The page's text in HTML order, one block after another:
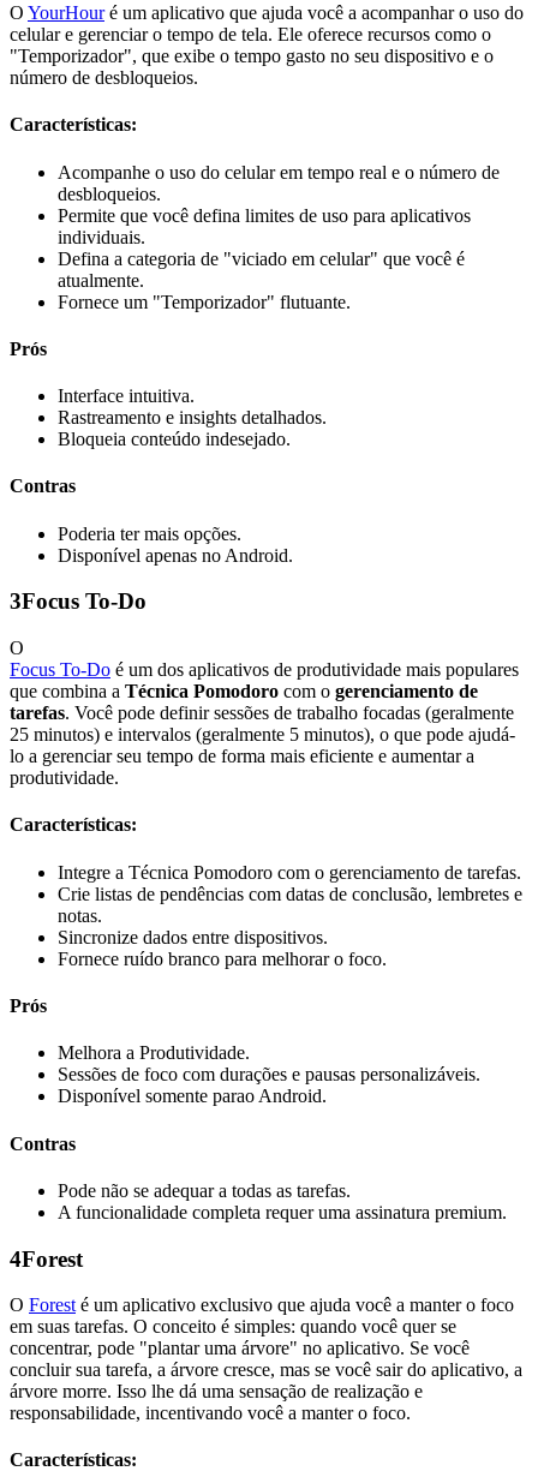
O YourHouré um aplicativo que ajuda você a acompanhar o uso do
celular e gerenciar o tempo de tela. Ele oferece recursos como o
"Temporizador", que exibe o tempo gasto no seu dispositivo e o
número de desbloqueios.
Características:
Acompanhe o uso do celular em tempo real e o número de
desbloqueios.
Permite que você defina limites de uso para aplicativos
individuais.
Defina a categoria de "viciado em celular" que você é
atualmente.
Fornece um "Temporizador" flutuante.
Prós
Interface intuitiva.
Rastreamento e insights detalhados.
Bloqueia conteúdo indesejado.
Contras
Poderia ter mais opções.
Disponível apenas no Android.
3Focus To-Do
O
Focus To-Do é um dos aplicativos de produtividade mais populares
que combina a Técnica Pomodoro com o gerenciamento de
tarefas. Você pode definir sessões de trabalho focadas (geralmente
25 minutos) e intervalos (geralmente 5 minutos), o que pode ajudá-
lo a gerenciar seu tempo de forma mais eficiente e aumentar a
produtividade.
Características:
Integre a Técnica Pomodoro com o gerenciamento de tarefas.
Crie listas de pendências com datas de conclusão, lembretes e
notas.
Sincronize dados entre dispositivos.
Fornece ruído branco para melhorar o foco.
Prós
Melhora a Produtividade.
Sessões de foco com durações e pausas personalizáveis.
Disponível somente parao Android.
Contras
Pode não se adequar a todas as tarefas.
A funcionalidade completa requer uma assinatura premium.
4Forest
O Forest é um aplicativo exclusivo que ajuda você a manter o foco
em suas tarefas. O conceito é simples: quando você quer se
concentrar, pode "plantar uma árvore" no aplicativo. Se você
concluir sua tarefa, a árvore cresce, mas se você sair do aplicativo, a
árvore morre. Isso lhe dá uma sensação de realização e
responsabilidade, incentivando você a manter o foco.
Características: